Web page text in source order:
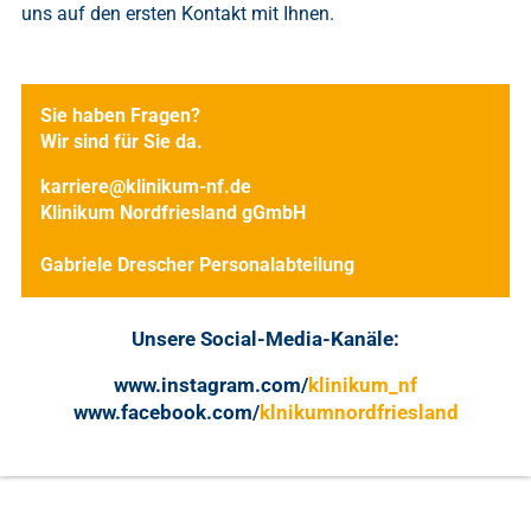
uns auf den ersten Kontakt mit Ihnen.
Sie haben Fragen?
Wir sind für Sie da.
karriere@klinikum-nf.de
Klinikum Nordfriesland gGmbH
Gabriele Drescher Personalabteilung
Unsere Social-Media-Kanäle:
www.instagram.com/klinikum_nf
www.facebook.com/klnikumnordfriesland